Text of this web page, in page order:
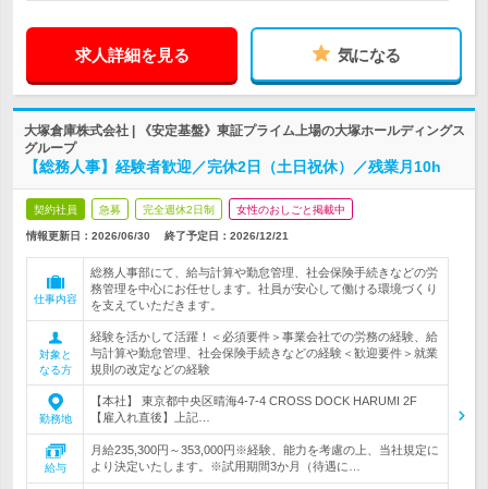
求人詳細を見る 気になる
大塚倉庫株式会社 | 《安定基盤》東証プライム上場の大塚ホールディングス
グループ
【総務人事】経験者歓迎／完休2日（土日祝休）／残業月10h
契約社員 急募 完全週休2日制 女性のおしごと掲載中
情報更新日：2026/06/30 終了予定日： 2026/12/21
仕事内容
総務人事部にて、給与計算や勤怠管理、社会保険手続きなどの労
務管理を中心にお任せします。社員が安心して働ける環境づくり
を支えていただきます。
対象と
なる方
経験を活かして活躍！＜必須要件＞事業会社での労務の経験、給
与計算や勤怠管理、社会保険手続きなどの経験＜歓迎要件＞就業
規則の改定などの経験
勤務地
【本社】 東京都中央区晴海4-7-4 CROSS DOCK HARUMI 2F
【雇入れ直後】上記…
給与
月給235,300円～353,000円※経験、能力を考慮の上、当社規定に
より決定いたします。※試用期間3か月（待遇に…